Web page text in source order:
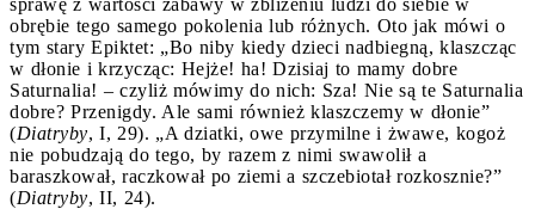
obrębie tego samego pokolenia lub różnych. Oto jak mówi o
tym stary Epiktet: „Bo niby kiedy dzieci nadbiegną, klaszcząc
w dłonie i krzycząc: Hejże! ha! Dzisiaj to mamy dobre
Saturnalia! – czy­liż mówimy do nich: Sza! Nie są te Saturnalia
dobre? Przeni­gdy. Ale sami również klaszczemy w dłonie”
(Diatryby, I, 29). „A dziatki, owe przymilne i żwawe, kogoż
nie pobudzają do tego, by razem z nimi swawolił a
baraszkował, raczkował po ziemi a szczebiotał rozkosznie?”
(Diatryby, II, 24).